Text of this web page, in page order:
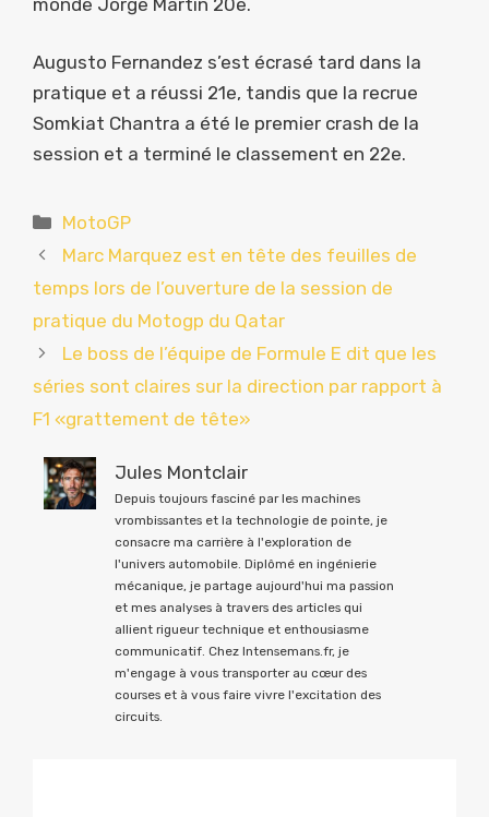
Augusto Fernandez s’est écrasé tard dans la
pratique et a réussi 21e, tandis que la recrue
Somkiat Chantra a été le premier crash de la
session et a terminé le classement en 22e.
Catégories
MotoGP
Marc Marquez est en tête des feuilles de
temps lors de l’ouverture de la session de
pratique du Motogp du Qatar
Le boss de l’équipe de Formule E dit que les
séries sont claires sur la direction par rapport à
F1 «grattement de tête»
Jules Montclair
Depuis toujours fasciné par les machines
vrombissantes et la technologie de pointe, je
consacre ma carrière à l'exploration de
l'univers automobile. Diplômé en ingénierie
mécanique, je partage aujourd'hui ma passion
et mes analyses à travers des articles qui
allient rigueur technique et enthousiasme
communicatif. Chez Intensemans.fr, je
m'engage à vous transporter au cœur des
courses et à vous faire vivre l'excitation des
circuits.